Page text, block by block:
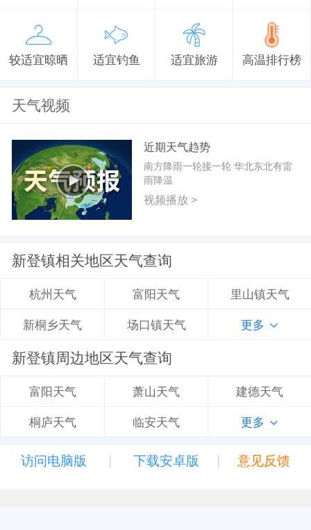
较适宜晾晒 适宜钓鱼 适宜旅游 高温排行榜
天气视频
近期天气趋势
南方降雨一轮接一轮 华北东北有雷
雨降温
视频播放 >
新登镇相关地区天气查询
杭州天气 富阳天气 里山镇天气
新桐乡天气 场口镇天气 更多
新登镇周边地区天气查询
富阳天气 萧山天气 建德天气
桐庐天气 临安天气 更多
访问电脑版 | 下载安卓版 | 意见反馈